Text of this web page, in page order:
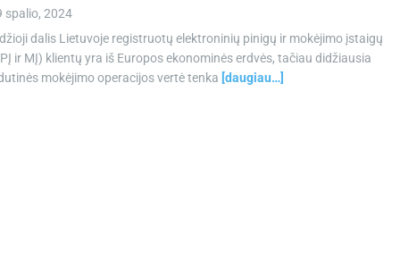
spalio, 2024
dalis Lietuvoje registruotų elektroninių pinigų ir mokėjimo įstaigų
ir MĮ) klientų yra iš Europos ekonominės erdvės, tačiau didžiausia
mokėjimo operacijos vertė tenka [daugiau…]